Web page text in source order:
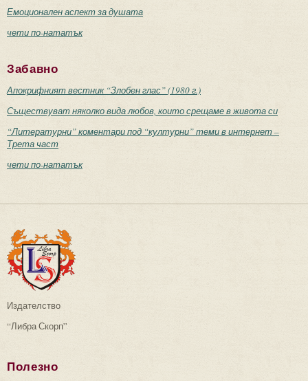
Емоционален аспект за душата
чети по-нататък
Забавно
Апокрифният вестник “Злобен глас” (1980 г.)
Съществуват няколко вида любов, които срещаме в живота си
“Литературни” коментари под “културни” теми в интернет –
Трета част
чети по-нататък
Издателство
“Либра Скорп”
Полезно